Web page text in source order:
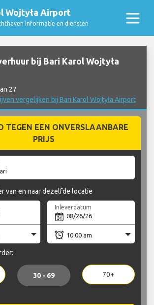
Wojtyła Airport
Informatie en diensten
bij Bari Karol Wojtyła
27
vergelijken bij Bari Karol Wojtyła Airport
TEGEN EEN ONVERSLAANBARE
PRIJS
van en naar dezelfde locatie
Inleverdatum
30 - 69 70+